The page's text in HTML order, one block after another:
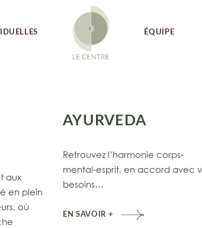
ÉQUIPE
aux
en plein
où
AYURVEDA
Retrouvez l’harmonie corps-
mental-esprit, en accord avec
besoins…
EN SAVOIR +